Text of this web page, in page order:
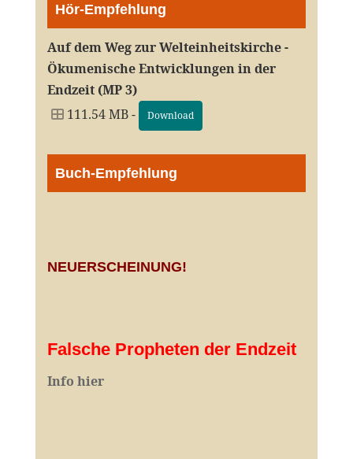
Hör-Empfehlung
Auf dem Weg zur Welteinheitskirche -
Ökumenische Entwicklungen in der
Endzeit (MP 3)
111.54 MB -
Download
Buch-Empfehlung
NEUERSCHEINUNG!
Falsche Propheten der Endzeit
Info hier